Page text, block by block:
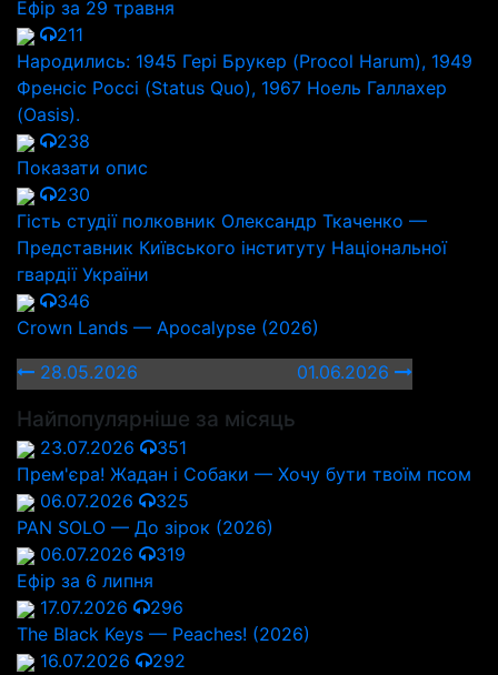
Ефір за 29 травня
211
Народились: 1945 Гері Брукер (Procol Harum), 1949
Френсіс Россі (Status Quo), 1967 Ноель Галлахер
(Oasis).
238
Показати опис
230
Гість студії полковник Олександр Ткаченко —
Представник Київського інституту Національної
гвардії України
346
Crown Lands — Apocalypse (2026)
28.05.2026
01.06.2026
Найпопулярніше за місяць
23.07.2026
351
Прем'єра! Жадан і Собаки — Хочу бути твоїм псом
06.07.2026
325
PAN SOLO — До зірок (2026)
06.07.2026
319
Ефір за 6 липня
17.07.2026
296
The Black Keys — Peaches! (2026)
16.07.2026
292